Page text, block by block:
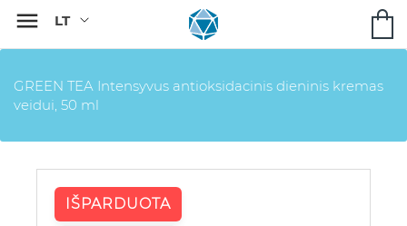

GREEN TEA Intensyvus antioksidacinis dieninis kremas
veidui, 50 ml
IŠPARDUOTA